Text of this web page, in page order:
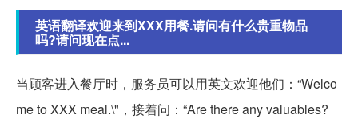
英语翻译欢迎来到XXX用餐.请问有什么贵重物品
吗?请问现在点...
当顾客进入餐厅时，服务员可以用英文欢迎他们：“Welco
me to XXX meal.\"，接着问：“Are there any valuables?